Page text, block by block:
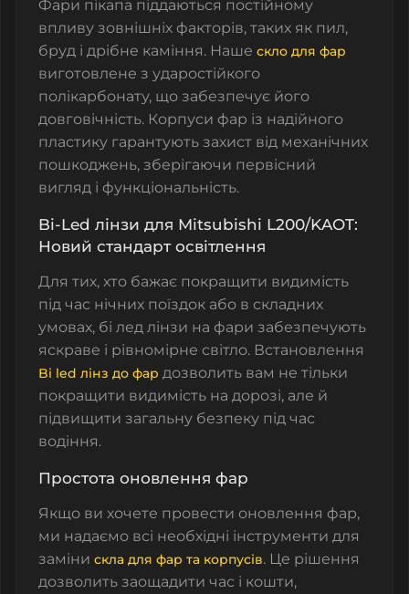
Фари пікапа піддаються постійному
впливу зовнішніх факторів, таких як пил,
бруд і дрібне каміння. Наше скло для фар
виготовлене з ударостійкого
полікарбонату, що забезпечує його
довговічність. Корпуси фар із надійного
пластику гарантують захист від механічних
пошкоджень, зберігаючи первісний
вигляд і функціональність.
Bi-Led лінзи для Mitsubishi L200/KAOT:
Новий стандарт освітлення
Для тих, хто бажає покращити видимість
під час нічних поїздок або в складних
умовах, бі лед лінзи на фари забезпечують
яскраве і рівномірне світло. Встановлення
Bi led лінз до фар дозволить вам не тільки
покращити видимість на дорозі, але й
підвищити загальну безпеку під час
водіння.
Простота оновлення фар
Якщо ви хочете провести оновлення фар,
ми надаємо всі необхідні інструменти для
заміни скла для фар та корпусів. Це рішення
дозволить заощадити час і кошти,